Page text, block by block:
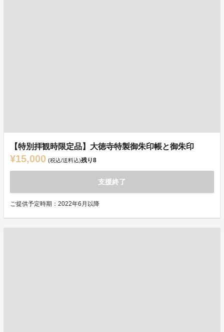
【特別拝観時限定品】大徳寺特製御朱印帳と御朱印
¥15,000 (税込/送料込)残り8
支援終了
ご提供予定時期：2022年6月以降